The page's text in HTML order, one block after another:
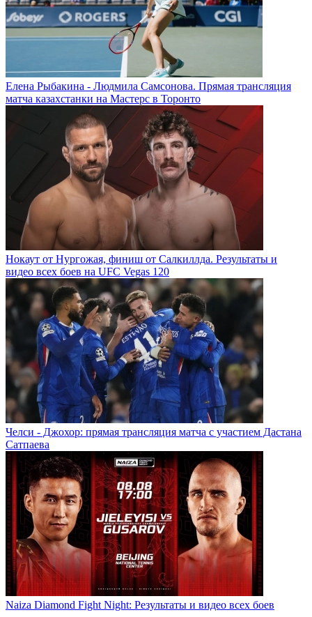
Елена Рыбакина - Людмила Самсонова. Прямая трансляция
матча казахстанки на Мастерс в Торонто
Нокаут от Нургожая, финиш от Салкиллда. Результаты и
видео всех боев на UFC Vegas 120
Челси - Джохор: прямая трансляция матча с участием Дастана
Сатпаева
Naiza Diamond Fight Night: Результаты и видео всех боев